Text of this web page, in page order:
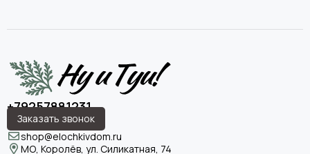
+79257881231
Заказать звонок
shop@elochkivdom.ru
МО, Королёв, ул. Силикатная, 74